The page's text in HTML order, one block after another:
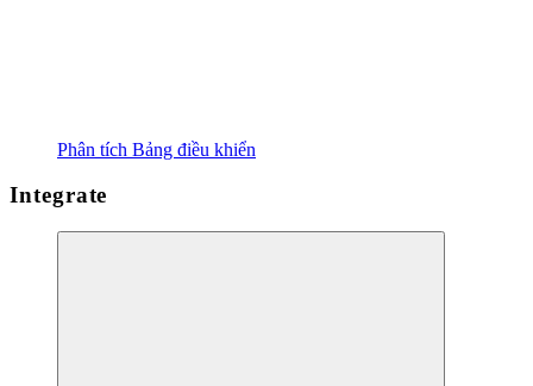
Phân tích Bảng điều khiển
Integrate